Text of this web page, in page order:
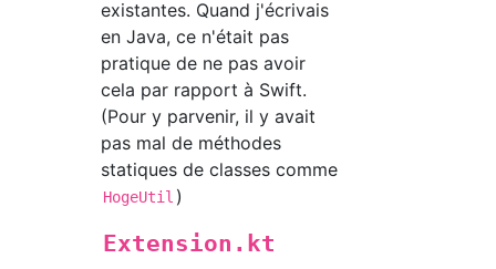
existantes. Quand j'écrivais
en Java, ce n'était pas
pratique de ne pas avoir
cela par rapport à Swift.
(Pour y parvenir, il y avait
pas mal de méthodes
statiques de classes comme
HogeUtil )
Extension.kt